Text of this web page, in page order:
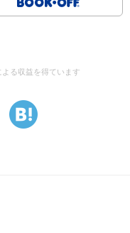
る収益を得ています